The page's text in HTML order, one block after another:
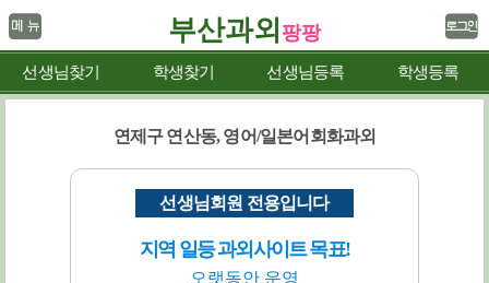
부산과외 팡팡
선생님찾기 학생찾기 선생님등록 학생등록
연제구 연산동, 영어/일본어회화과외
선생님회원 전용입니다
지역 일등 과외사이트 목표!
오랫동안 운영